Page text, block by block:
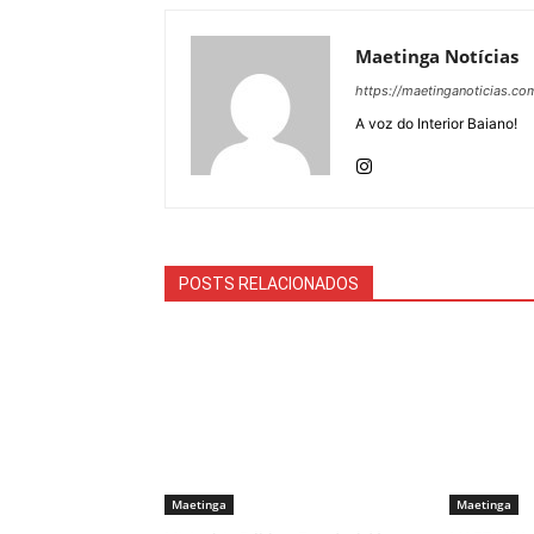
Maetinga Notícias
https://
A voz do Interior Baiano!
POSTS RELACIONADOS
Maetinga Maetinga